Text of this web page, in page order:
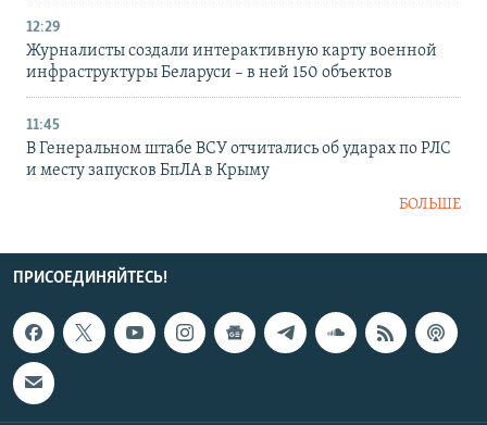
12:29
Журналисты создали интерактивную карту военной
инфраструктуры Беларуси – в ней 150 объектов
11:45
В Генеральном штабе ВСУ отчитались об ударах по РЛС
и месту запусков БпЛА в Крыму
БОЛЬШЕ
ПРИСОЕДИНЯЙТЕСЬ!